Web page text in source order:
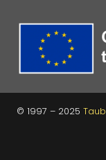
© 1997 – 2025